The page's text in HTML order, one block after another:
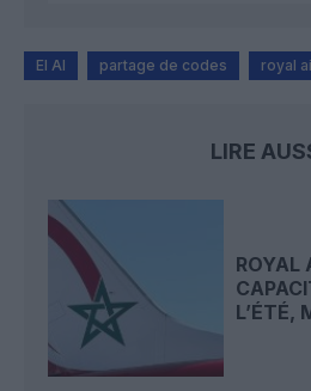
El Al partage de codes royal
LIRE
ROYAL
L’ÉTÉ,